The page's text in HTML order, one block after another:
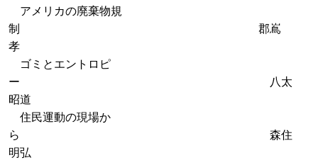
アメリカの廃棄物規
制 郡嶌
孝
ゴミとエントロピ
ー 八太
昭道
住民運動の現場か
ら 森住
明弘